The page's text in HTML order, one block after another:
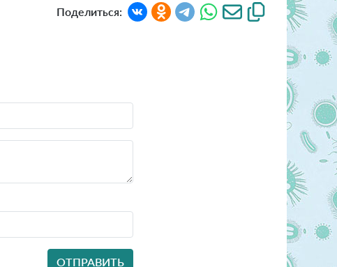
Поделиться: